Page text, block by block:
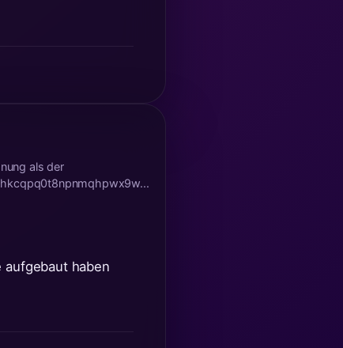
als der
aufgebaut haben